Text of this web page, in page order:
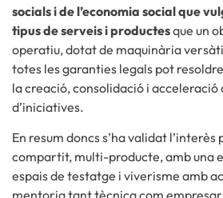
socials i de l’economia social que
tipus de serveis i productesque un
operatiu, dotat de maquinària
totes les garanties legals pot
la creació, consolidació i acceleració
d’iniciatives.
En resum doncs s’ha validat
compartit, multi-producte, amb una
espais de testatge i viverisme amb
mentoria tant tècnica com